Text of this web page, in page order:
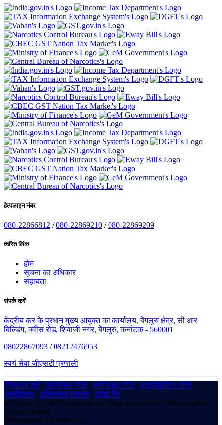
हेल्पलाइन नंबर
080-22866812 /080-22869210 /080-22869209
त्वरित लिंक
होम
सूचना का अधिकार
सहायता
संपर्क करें
केंद्रीय कर के प्रधान मुख्य आयुक्त का कार्यालय, बेंगलुरु क्षेत्र, सी आर
बिल्डिंग, क्वींस रोड, शिवाजी नगर, बेंगलुरु, कर्नाटक - 560001
08022867093 /08212476953
स्वयं सेवा जीएसटी प्रणाली
नियम एवं शर्तें|गोपनीयता नीति|कॉपीराइट नीति|हाइपरलिंकिंग नीति|
अस्वीकरण | अभिगम्यता वक्तव्य |साइट मैप
कॉपीराइट © 2025 केंद्रीय वस्तु एवं सेवा कर - बेंगलुरु ज़ोन - कर्नाटक। सर्वाधिकार सुरक्षित।
Visitors: 1,660
अंतिम अद्यतन: 14 नवंबर 2025